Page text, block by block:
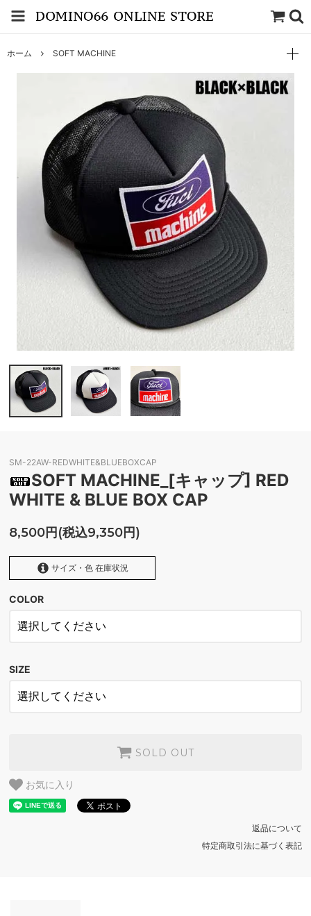
ホーム SOFT MACHINE
SM-22AW-REDWHITE&BLUEBOXCAP
SOFT MACHINE_[キャップ] RED
WHITE & BLUE BOX CAP
8,500円(税込9,350円)
サイズ・色 在庫状況
COLOR
SIZE
SOLD OUT
お気に入り
返品について
特定商取引法に基づく表記